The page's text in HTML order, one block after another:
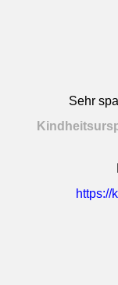
Sehr
https://